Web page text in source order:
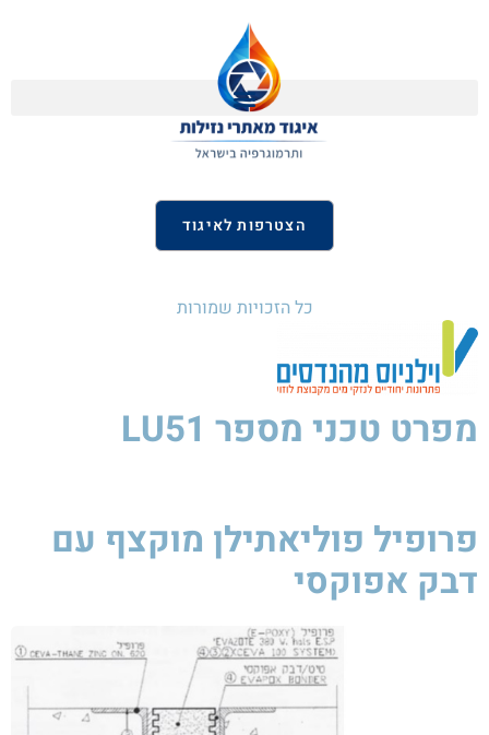
הצטרפות לאיגוד
כל הזכויות שמורות
מפרט טכני מספר LU51
פרופיל פוליאתילן מוקצף עם
דבק אפוקסי